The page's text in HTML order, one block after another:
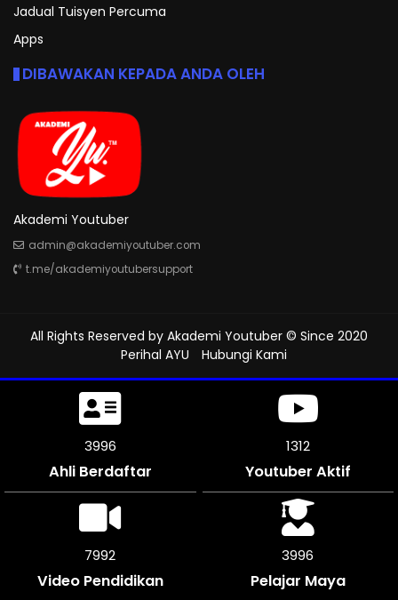
Jadual Tuisyen Percuma
Apps
DIBAWAKAN KEPADA ANDA OLEH
Akademi Youtuber
admin@akademiyoutuber.com
t.me/akademiyoutubersupport
All Rights Reserved by Akademi Youtuber © Since 2020
Perihal AYU
Hubungi Kami
4485
Ahli Berdaftar
1312
Youtuber Aktif
8964
Video Pendidikan
4482
Pelajar Maya